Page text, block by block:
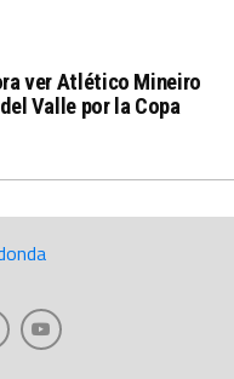
ver Atlético Mineiro
Valle por la Copa